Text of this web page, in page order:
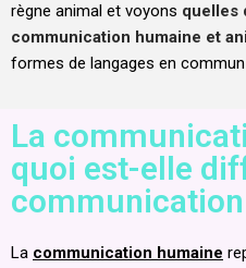
règne animal et voyons quelles
communication humaine et
formes de langages en
La
quoi est-elle
La communication humaine